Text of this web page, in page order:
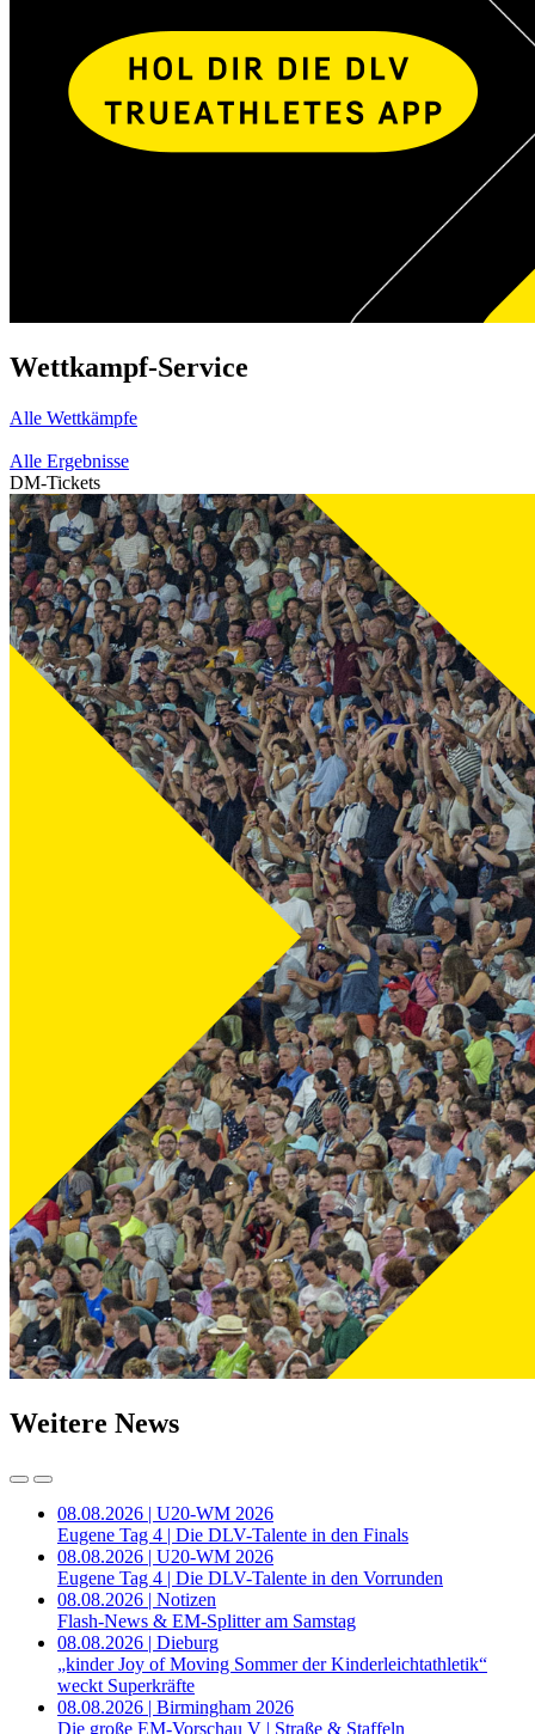
Wettkampf-Service
Alle Wettkämpfe
Alle Ergebnisse
DM-Tickets
Weitere News
08.08.2026 | U20-WM 2026
Eugene Tag 4 | Die DLV-Talente in den Finals
08.08.2026 | U20-WM 2026
Eugene Tag 4 | Die DLV-Talente in den Vorrunden
08.08.2026 | Notizen
Flash-News & EM-Splitter am Samstag
08.08.2026 | Dieburg
„kinder Joy of Moving Sommer der Kinderleichtathletik“
weckt Superkräfte
08.08.2026 | Birmingham 2026
Die große EM-Vorschau V | Straße & Staffeln